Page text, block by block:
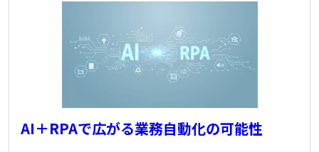
AI＋RPAで広がる業務自動化の可能性